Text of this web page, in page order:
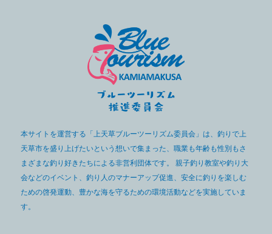
本サイトを運営する「上天草ブルーツーリズム委員会」は、釣りで上
天草市を盛り上げたいという想いで集まった、職業も年齢も性別もさ
まざまな釣り好きたちによる非営利団体です。 親子釣り教室や釣り大
会などのイベント、釣り人のマナーアップ促進、安全に釣りを楽しむ
ための啓発運動、豊かな海を守るための環境活動などを実施していま
す。